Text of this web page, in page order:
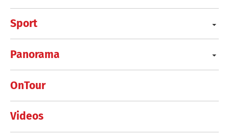
Sport
Panorama
OnTour
Videos